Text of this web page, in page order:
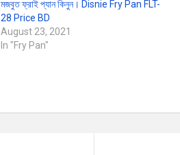
মজবুত ফ্রাই প্যান কিনুন। Disnie Fry Pan FLT-
28 Price BD
August 23, 2021
In "Fry Pan"